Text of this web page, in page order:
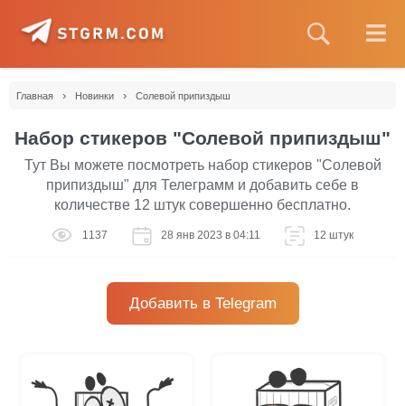
Главная › Новинки › Солевой припиздыш
Набор стикеров "Солевой припиздыш"
Тут Вы можете посмотреть набор стикеров "Солевой
припиздыш" для Телеграмм и добавить себе в
количестве 12 штук совершенно бесплатно.
1137 28 янв 2023 в 04:11 12 штук
Добавить в Telegram